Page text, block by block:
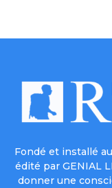
Fondé et installé
édité par GENIAL
donner une